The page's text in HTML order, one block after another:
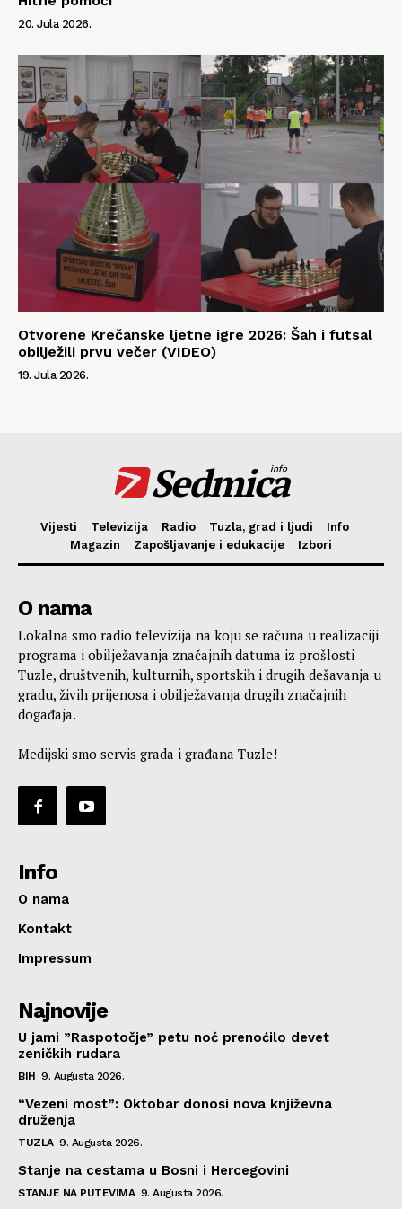
20. Jula 2026.
Otvorene Krečanske ljetne igre 2026: Šah i futsal
obilježili prvu večer (VIDEO)
19. Jula 2026.
Sedmica
info
Vijesti Televizija Radio Tuzla, grad i ljudi
Info
Magazin
Zapošljavanje i edukacije Izbori
O nama
Lokalna smo radio televizija na koju se računa u realizaciji
programa i obilježavanja značajnih datuma iz prošlosti
Tuzle, društvenih, kulturnih, sportskih i drugih dešavanja u
gradu, živih prijenosa i obilježavanja drugih značajnih
događaja.
Medijski smo servis grada i građana Tuzle!
Info
O nama
Kontakt
Impressum
Najnovije
U jami ”Raspotočje” petu noć prenoćilo devet
zeničkih rudara
BIH 9. Augusta 2026.
“Vezeni most”: Oktobar donosi nova književna
druženja
TUZLA 9. Augusta 2026.
Stanje na cestama u Bosni i Hercegovini
STANJE NA PUTEVIMA 9. Augusta 2026.